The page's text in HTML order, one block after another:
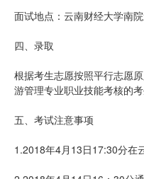
面试地点：云南财经大学南
四、录取
根据考生志愿按照平行志愿
游管理专业职业技能考核的考
五、考试注意事项
1.2018年4月13日17:30分在